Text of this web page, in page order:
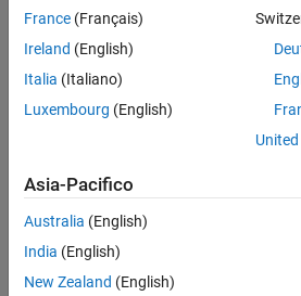
France (Français)
Ireland (English)
Italia (Italiano)
Luxembourg (English)
Asia-Pacifico
Australia (English)
India (English)
New Zealand (English)